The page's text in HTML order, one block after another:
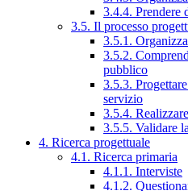
3.4.4. Prendere
3.5. Il processo
3.5.1.
3.5.2.
pubblico
3.5.3.
servizio
3.5.4.
3.5.5. Validare
4. Ricerca progettuale
4.1. Ricerca primaria
4.1.1. Interviste
4.1.2.